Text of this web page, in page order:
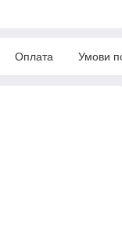
Оплата Умови